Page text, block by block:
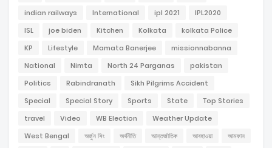
indian railways
International ipl 2021
IPL2020
ISL
joe biden Kitchen Kolkata
kolkata Police
KP
Lifestyle Mamata Banerjee
missionnabanna
National
Nimta North 24 Parganas
pakistan
Politics
Rabindranath
Sikh Pilgrims Accident
Special
Special Story Sports State
Top Stories
travel
Video WB Election
Weather Update
West Bengal
অর্জুন সিং অর্থনীতি আন্তর্জাতিক আবহাওয়া
আমফান